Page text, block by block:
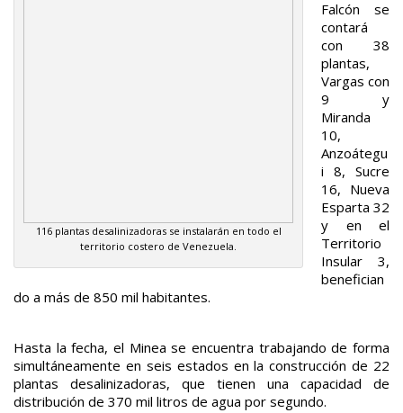
116 plantas desalinizadoras se instalarán en todo el
territorio costero de Venezuela.
Falcón se
contará
con 38
plantas,
Vargas con
9 y
Miranda
10,
Anzoátegu
i 8, Sucre
16, Nueva
Esparta 32
y en el
Territorio
Insular 3,
benefician
do a más de 850 mil habitantes.
Hasta la fecha, el Minea se encuentra trabajando de forma
simultáneamente en seis estados en la construcción de 22
plantas desalinizadoras, que tienen una capacidad de
distribución de 370 mil litros de agua por segundo.